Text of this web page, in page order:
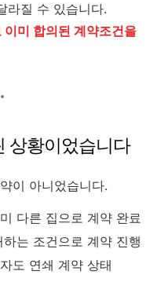
라질 수 있습니다.
이미 합의된 계약조건을
상황이었습니다
이 아니었습니다.
다른 집으로 계약 완료
는 조건으로 계약 진행
도 연쇄 계약 상태